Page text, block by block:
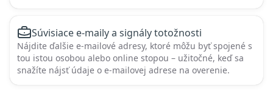
Súvisiace e-maily a signály totožnosti
Nájdite ďalšie e-mailové adresy, ktoré môžu byť spojené s
tou istou osobou alebo online stopou – užitočné, keď sa
snažíte nájsť údaje o e-mailovej adrese na overenie.